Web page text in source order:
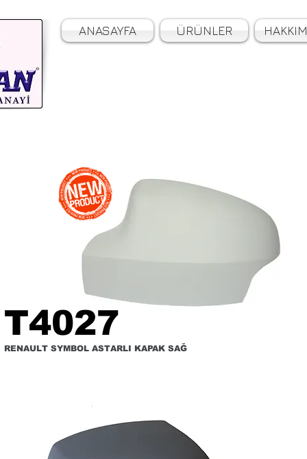
ANASAYFA ÜRÜNLER
T4027
RENAULT SYMBOL ASTARLI KAPAK SAĞ